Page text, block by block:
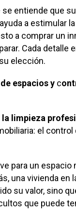
entiende que
a estimular
a comprar un
Cada detalle
elección.
espacios y c
limpieza
el
para un
una vivienda en
su valor, sino
que puede